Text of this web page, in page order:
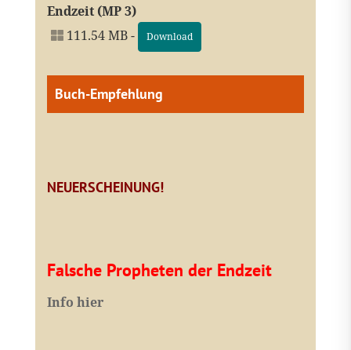
Endzeit (MP 3)
111.54 MB -
Download
Buch-Empfehlung
NEUERSCHEINUNG!
Falsche Propheten der Endzeit
Info hier